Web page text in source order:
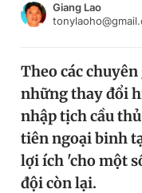
Tin thị trường
Video
Sản phẩm khác
Tiện ích
Giang Lao
Theo các
những thay đổi
nhập tịch cầu
tiên ngoại binh
lợi ích 'cho một
đội còn lại.